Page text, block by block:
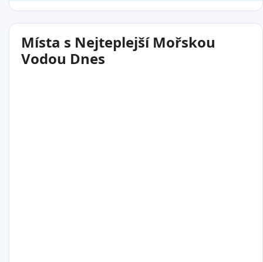
Místa s Nejteplejší Mořskou
Vodou Dnes